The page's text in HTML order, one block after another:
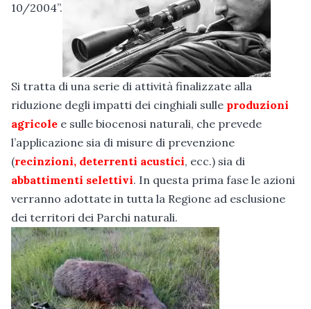
10/2004”.
Si tratta di una serie di attività finalizzate alla
riduzione degli impatti dei cinghiali sulle produzioni
agricole e sulle biocenosi naturali, che prevede
l’applicazione sia di misure di prevenzione
(recinzioni, deterrenti acustici, ecc.) sia di
abbattimenti selettivi. In questa prima fase le azioni
verranno adottate in tutta la Regione ad esclusione
dei territori dei Parchi naturali.